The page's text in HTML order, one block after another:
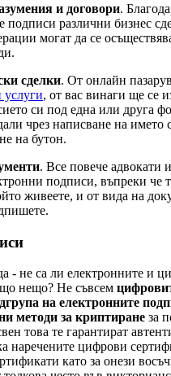
и договори.
подписи различни бизнес
могат да се
сделки. От онлайн
услуги, от вас винаги ще се
си под една или друга
чрез написване на името
на бутон.
. Все повече адвокати
подписи, въпреки че
живеете, и от вида на
- не са ли електронните и
нещо? Не съвсем
на електронните
методи за криптиране за
това те гарантират
наречените цифрови
като за онези